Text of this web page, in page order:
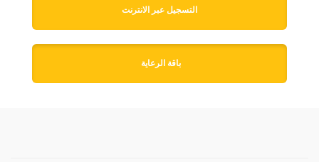
التسجيل عبر الانترنت
باقة الرعاية